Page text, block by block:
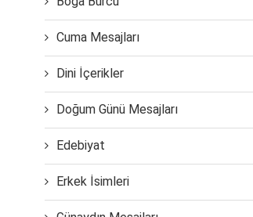
Cuma Mesajları
Dini İçerikler
Doğum Günü Mesajları
Edebiyat
Erkek İsimleri